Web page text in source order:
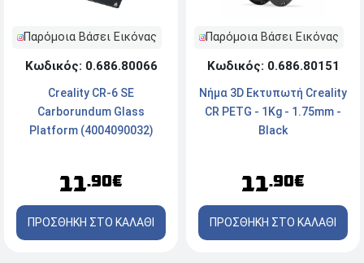
Παρόμοια Βάσει Εικόνας
Κωδικός: 0.686.80066
Creality CR-6 SE
Carborundum Glass
Platform (4004090032)
11.90€
ΠΡΟΣΘΗΚΗ ΣΤΟ ΚΑΛΑΘΙ
Παρόμοια Βάσει Εικόνας
Κωδικός: 0.686.80151
Nήμα 3D Εκτυπωτή Creality
CR PETG - 1Kg - 1.75mm -
Black
11.90€
ΠΡΟΣΘΗΚΗ ΣΤΟ ΚΑΛΑΘΙ